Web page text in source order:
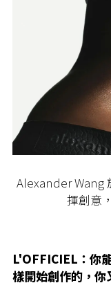
Alexander Wang
揮創意
L'OFFICIEL：你
樣開始創作的，你